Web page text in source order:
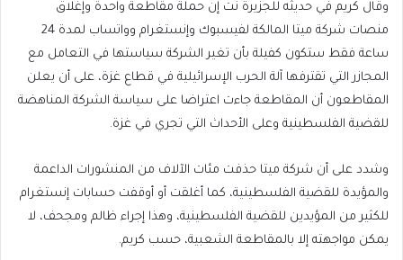
وقال كريم في حديثه للجزيرة نت إن حملة مقاطعة واحدة وإغلاق
منصات شركة ميتا المالكة لفيسبوك وإنستغرام وواتساب لمدة 24
ساعة فقط ستكون كفيلة بأن تغير الشركة سياستها في التعامل مع
المجازر التي تقترفها آلة الحرب الإسرائيلية في قطاع غزة، على أن يعلن
المقاطعون أن المقاطعة جاءت اعتراضا على سياسة الشركة المناهضة
للقضية الفلسطينية وعلى الأحداث التي تجري في غزة.
وشدد على أن شركة ميتا حذفت مئات الآلاف من المنشورات الداعمة
والمؤيدة للقضية الفلسطينية، كما أغلقت أو أوقفت حسابات إنستغرام
للكثير من المؤيدين للقضية الفلسطينية، وهذا إجراء ظالم ومجحف، لا
يمكن مواجهته إلا بالمقاطعة الشعبية، حسب كريم.